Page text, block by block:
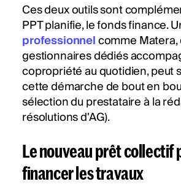
Ces deux outils sont
PPT planifie, le fonds finance.
professionnelcomme
gestionnaires dédiés
copropriété au quotidien, peut
cette démarche de bout en
sélection du prestataire à la
résolutions d'AG).
Le nouveau prêt collectif
financer les travaux